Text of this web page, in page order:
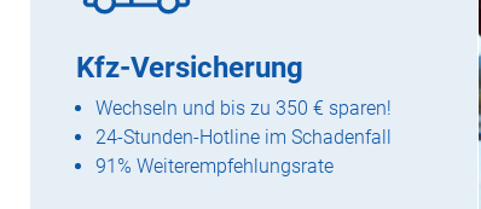
Kfz-Versicherung
Wechseln und bis zu 350 € sparen!
24-Stunden-Hotline im Schadenfall
91% Weiterempfehlungsrate